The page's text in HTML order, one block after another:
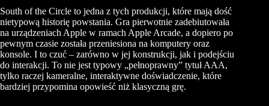
South of the Circle to jedna z tych produkcji, które mają dość
nietypową historię powstania. Gra pierwotnie zadebiutowała
na urządzeniach Apple w ramach Apple Arcade, a dopiero po
pewnym czasie została przeniesiona na komputery oraz
konsole. I to czuć – zarówno w jej konstrukcji, jak i podejściu
do interakcji. To nie jest typowy „pełnoprawny” tytuł AAA,
tylko raczej kameralne, interaktywne doświadczenie, które
bardziej przypomina opowieść niż klasyczną grę.